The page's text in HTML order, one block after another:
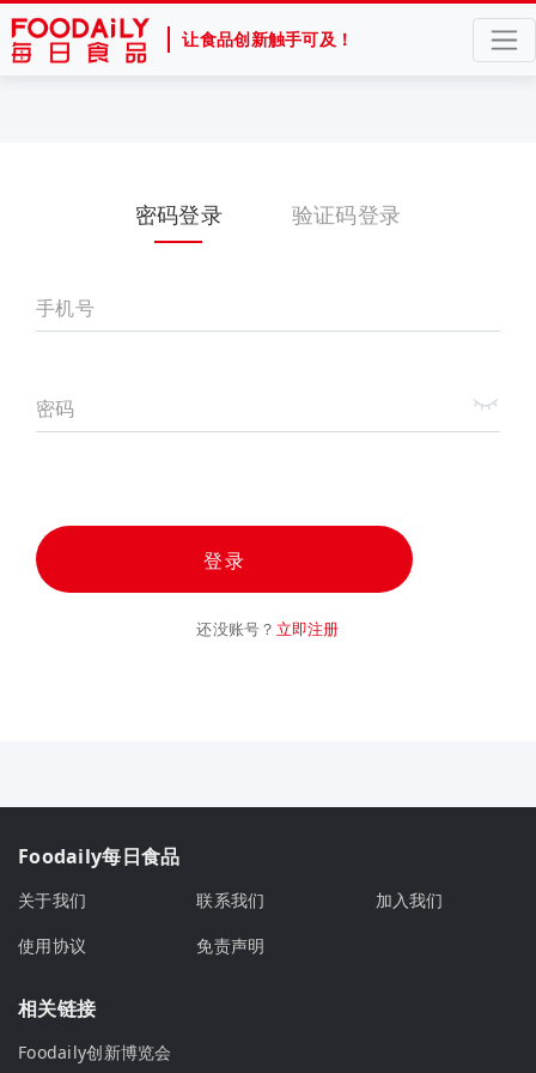
让食品创新触手可及！
密码登录 验证码登录
手机号
密码
登录
还没账号？ 立即注册
Foodaily每日食品
关于我们 联系我们
加入我们
使用协议
免责声明
相关链接
Foodaily创新博览会